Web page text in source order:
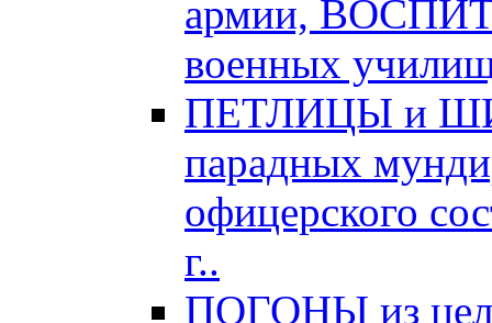
армии,
военных
ПЕТЛИЦЫ и
парадных
офицерского
г..
ПОГОНЫ из